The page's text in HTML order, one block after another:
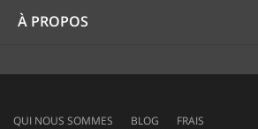
À PROPOS
QUI NOUS SOMMES BLOG FRAIS